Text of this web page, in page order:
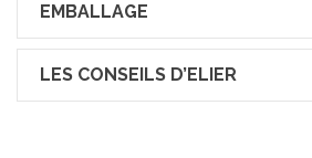
EMBALLAGE
LES CONSEILS D’ELIER